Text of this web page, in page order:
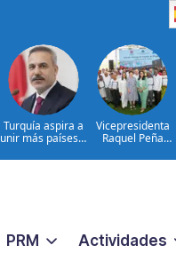
Turquía aspira a
unir más países a
Meca
Vicepresidenta
Raquel Peña
títulos de
PRM Actividades